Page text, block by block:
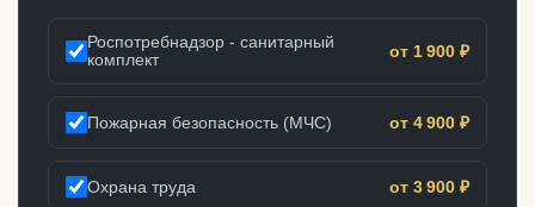
Роспотребнадзор - санитарный
комплект
от 1 900 ₽
Пожарная безопасность (МЧС) от 4 900 ₽
Охрана труда от 3 900 ₽